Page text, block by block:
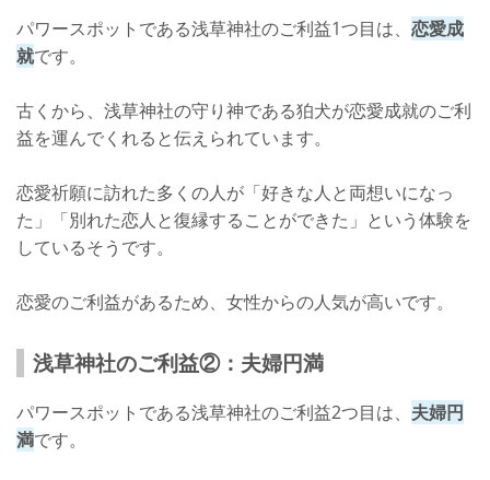
パワースポットである浅草神社のご利益1つ目は、 恋愛成
就です。
古くから、浅草神社の守り神である狛犬が恋愛成就のご利
益を運んでくれると伝えられています。
恋愛祈願に訪れた多くの人が「好きな人と両想いになっ
た」「別れた恋人と復縁することができた」という体験を
しているそうです。
恋愛のご利益があるため、女性からの人気が高いです。
浅草神社のご利益②：夫婦円満
パワースポットである浅草神社のご利益2つ目は、 夫婦円
満です。